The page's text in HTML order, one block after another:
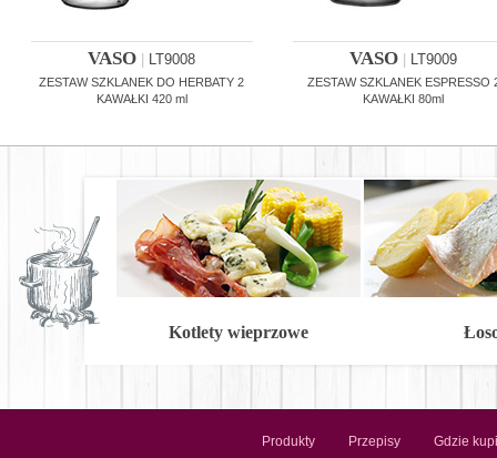
VASO LT9008
ZESTAW SZKLANEK DO HERBATY 2
KAWAŁKI 420 ml
VASO LT9009
ZESTAW SZKLANEK ESPRESSO
KAWAŁKI 80ml
Kotlety wieprzowe
Produkty Przepisy Gdzie